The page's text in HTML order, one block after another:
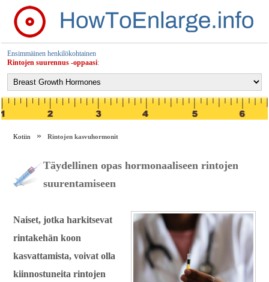
Ensimmäinen henkilökohtainen
Rintojen suurennus -oppaasi:
Kotiin Rintojen kasvuhormonit
Täydellinen opas hormonaaliseen rintojen
suurentamiseen
Naiset, jotka harkitsevat
rintakehän koon
kasvattamista, voivat olla
kiinnostuneita rintojen